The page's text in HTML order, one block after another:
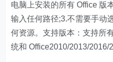
电脑上安装的所有 Office 版
输入任何路径;3.不需要手动
何资源。支持版本：支持所
统和 Office2010/2013/2016/